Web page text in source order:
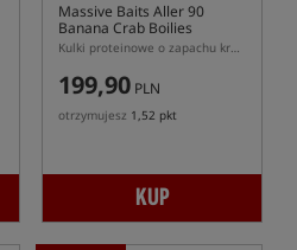
Massive Baits Aller 90
Banana Crab Boilies
Kulki proteinowe o zapachu kraba i banana z zawartością 90% pelletu Aller Aqua
199,90 PLN
otrzymujesz 1,52 pkt
KUP